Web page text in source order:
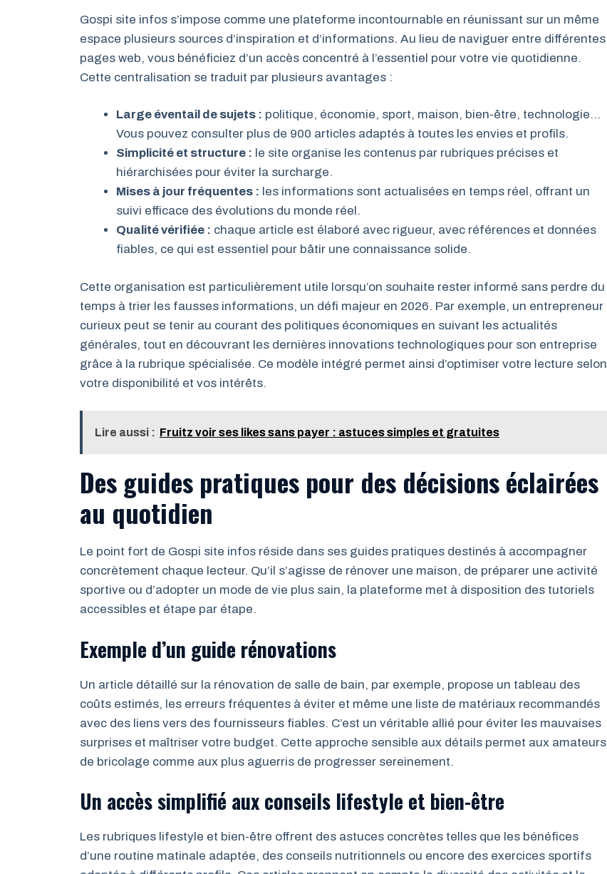
Gospi site infos s’impose comme une plateforme incontournable en réunissant sur un même
espace plusieurs sources d’inspiration et d’informations. Au lieu de naviguer entre différentes
pages web, vous bénéficiez d’un accès concentré à l’essentiel pour votre vie quotidienne.
Cette centralisation se traduit par plusieurs avantages :
Large éventail de sujets : politique, économie, sport, maison, bien-être, technologie…
Vous pouvez consulter plus de 900 articles adaptés à toutes les envies et profils.
Simplicité et structure : le site organise les contenus par rubriques précises et
hiérarchisées pour éviter la surcharge.
Mises à jour fréquentes : les informations sont actualisées en temps réel, offrant un
suivi efficace des évolutions du monde réel.
Qualité vérifiée : chaque article est élaboré avec rigueur, avec références et données
fiables, ce qui est essentiel pour bâtir une connaissance solide.
Cette organisation est particulièrement utile lorsqu’on souhaite rester informé sans perdre du
temps à trier les fausses informations, un défi majeur en 2026. Par exemple, un entrepreneur
curieux peut se tenir au courant des politiques économiques en suivant les actualités
générales, tout en découvrant les dernières innovations technologiques pour son entreprise
grâce à la rubrique spécialisée. Ce modèle intégré permet ainsi d’optimiser votre lecture selon
votre disponibilité et vos intérêts.
Lire aussi : Fruitz voir ses likes sans payer : astuces simples et gratuites
Des guides pratiques pour des décisions éclairées
au quotidien
Le point fort de Gospi site infos réside dans ses guides pratiques destinés à accompagner
concrètement chaque lecteur. Qu’il s’agisse de rénover une maison, de préparer une activité
sportive ou d’adopter un mode de vie plus sain, la plateforme met à disposition des tutoriels
accessibles et étape par étape.
Exemple d’un guide rénovations
Un article détaillé sur la rénovation de salle de bain, par exemple, propose un tableau des
coûts estimés, les erreurs fréquentes à éviter et même une liste de matériaux recommandés
avec des liens vers des fournisseurs fiables. C’est un véritable allié pour éviter les mauvaises
surprises et maîtriser votre budget. Cette approche sensible aux détails permet aux amateurs
de bricolage comme aux plus aguerris de progresser sereinement.
Un accès simplifié aux conseils lifestyle et bien-être
Les rubriques lifestyle et bien-être offrent des astuces concrètes telles que les bénéfices
d’une routine matinale adaptée, des conseils nutritionnels ou encore des exercices sportifs